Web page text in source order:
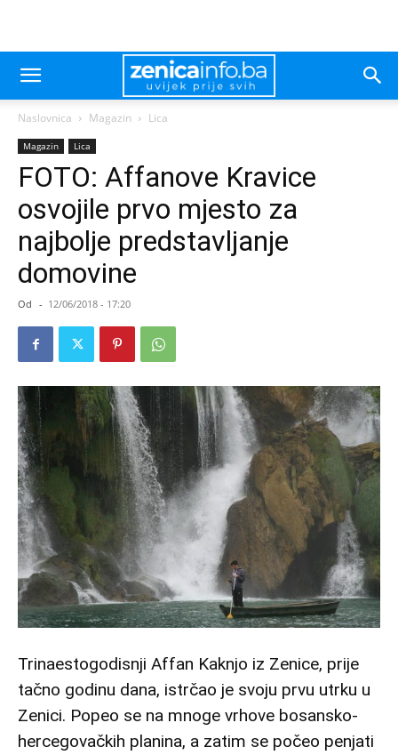
Naslovnica Magazin Lica
Magazin Lica
FOTO: Affanove Kravice
osvojile prvo mjesto za
najbolje predstavljanje
domovine
Od - 12/06/2018 - 17:20
Trinaestogodisnji Affan Kaknjo iz Zenice, prije
tačno godinu dana, istrčao je svoju prvu utrku u
Zenici. Popeo se na mnoge vrhove bosansko-
hercegovačkih planina, a zatim se počeo penjati